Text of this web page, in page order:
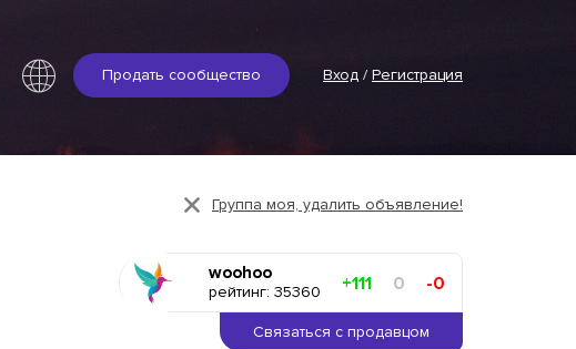
Продать сообщество Вход / Регистрация
Группа моя, удалить объявление!
woohoo
рейтинг: 35360 +111 0 -0
Связаться с продавцом